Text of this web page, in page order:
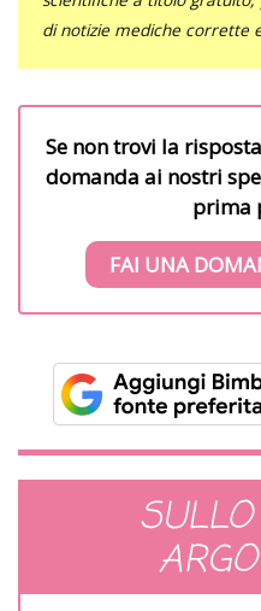
di notizie mediche corrette
Se non trovi la
domanda ai nostri
prima
FAI UNA